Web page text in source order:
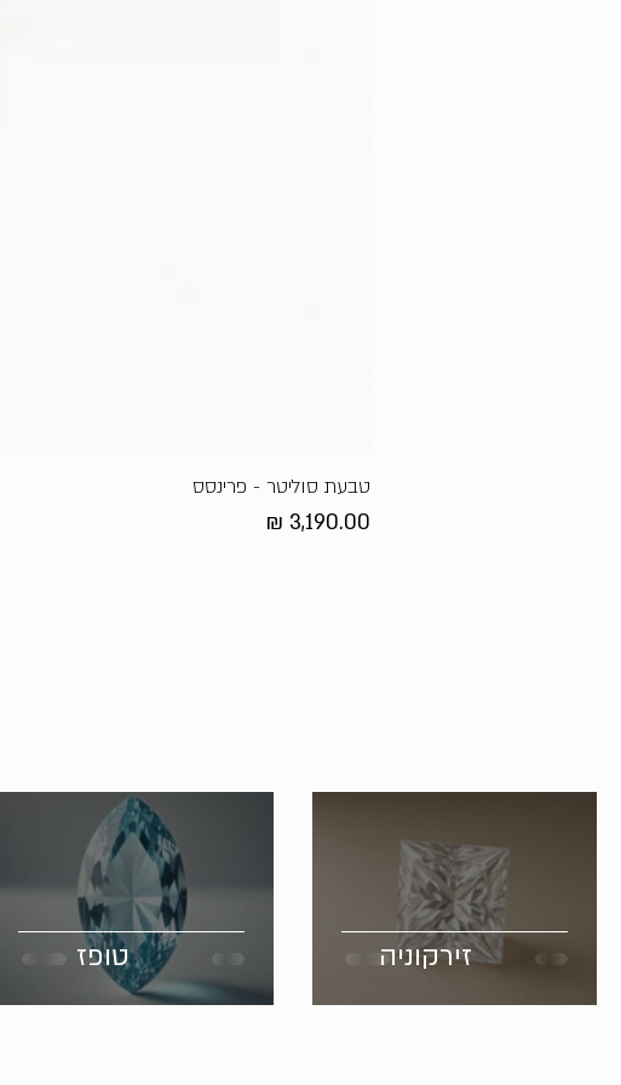
טבעת סוליטר - פרינסס
מחיר
זירקוניה טופז